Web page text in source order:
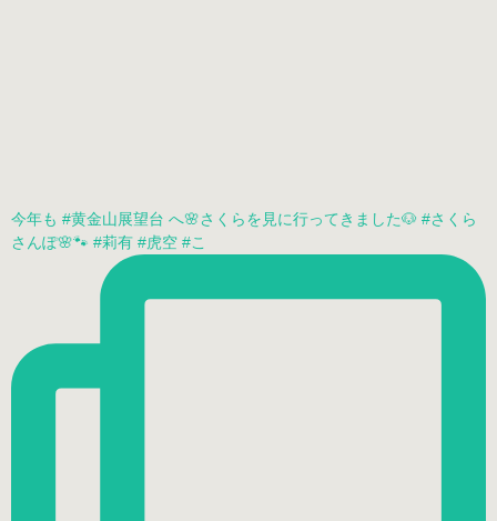
今年も #黄金山展望台 へ🌸さくらを見に行ってきました🐶 #さくら
さんぽ🌸🐾 #莉有 #虎空 #こ